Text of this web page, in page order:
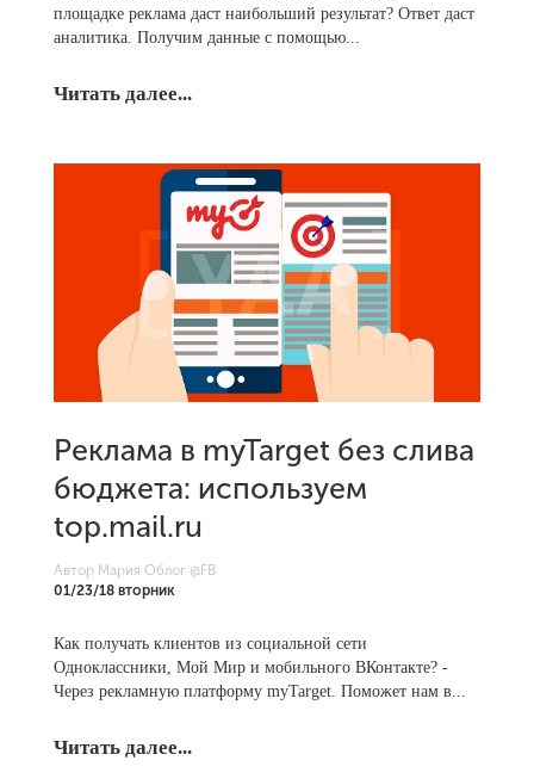
площадке реклама даст наибольший результат? Ответ даст
аналитика. Получим данные с помощью...
Читать далее...
Реклама в myTarget без слива
бюджета: используем
top.mail.ru
Автор Мария Облог @FB
01/23/18 вторник
Как получать клиентов из социальной сети
Одноклассники, Мой Мир и мобильного ВКонтакте? -
Через рекламную платформу myTarget. Поможет нам в...
Читать далее...